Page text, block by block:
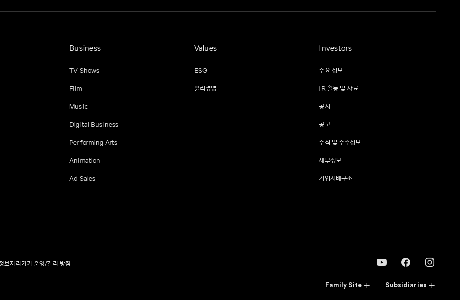
Business
TV Shows
Film
Music
Digital Business
Performing Arts
Animation
Ad Sales
Values
ESG
윤리경영
Investors
주요 정보
IR 활동 및 자료
공시
공고
주식 및 주주정보
재무정보
기업지배구조
보처리기기 운영/관리 방침
Family Site Subsidiaries